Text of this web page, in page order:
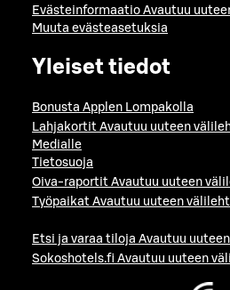
Evästeinformaatio Avautuu
Muuta evästeasetuksia
Yleiset tiedot
Bonusta Applen Lompakolla
Lahjakortit Avautuu uuteen
Medialle
Tietosuoja
Oiva-raportit Avautuu uuteen
Työpaikat Avautuu uuteen
Etsi ja varaa tiloja Avautuu
Sokoshotels.fi Avautuu uuteen